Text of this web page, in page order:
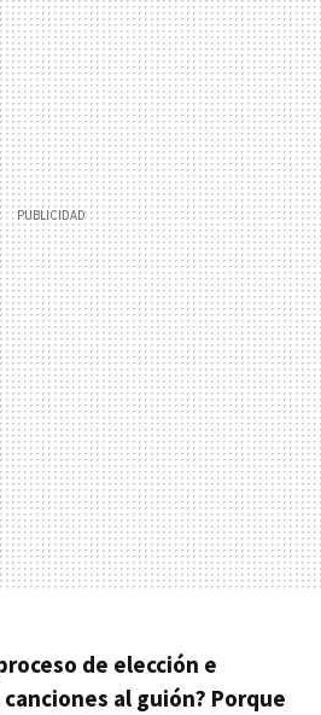
de elección e
al guión? Porque